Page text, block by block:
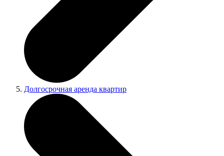
Долгосрочная аренда квартир